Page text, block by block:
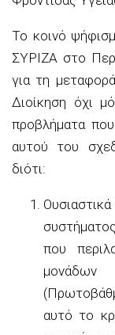
Το κοινό
ΣΥΡΙΖΑ στο
για τη
Διοίκηση όχι
προβλήματα
αυτού του
διότι:
που
αυτό το